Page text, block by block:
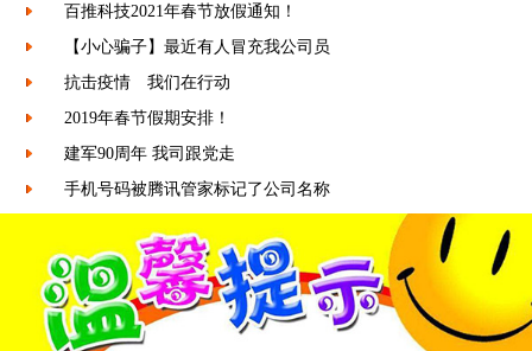
百推科技2021年春节放假通知！
【小心骗子】最近有人冒充我公司员
抗击疫情 我们在行动
2019年春节假期安排！
建军90周年 我司跟党走
手机号码被腾讯管家标记了公司名称